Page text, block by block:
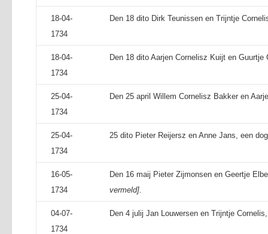
18-04-
1734
Den 18 dito Dirk Teunissen en Trijntje
18-04-
1734
Den 18 dito Aarjen Cornelisz Kuijt en Guurtje
25-04-
1734
Den 25 april Willem Cornelisz Bakker en
25-04-
1734
25 dito Pieter Reijersz en Anne Jans, een
16-05-
1734
Den 16 maij Pieter Zijmonsen en Geertje
vermeld].
04-07-
1734
Den 4 julij Jan Louwersen en Trijntje